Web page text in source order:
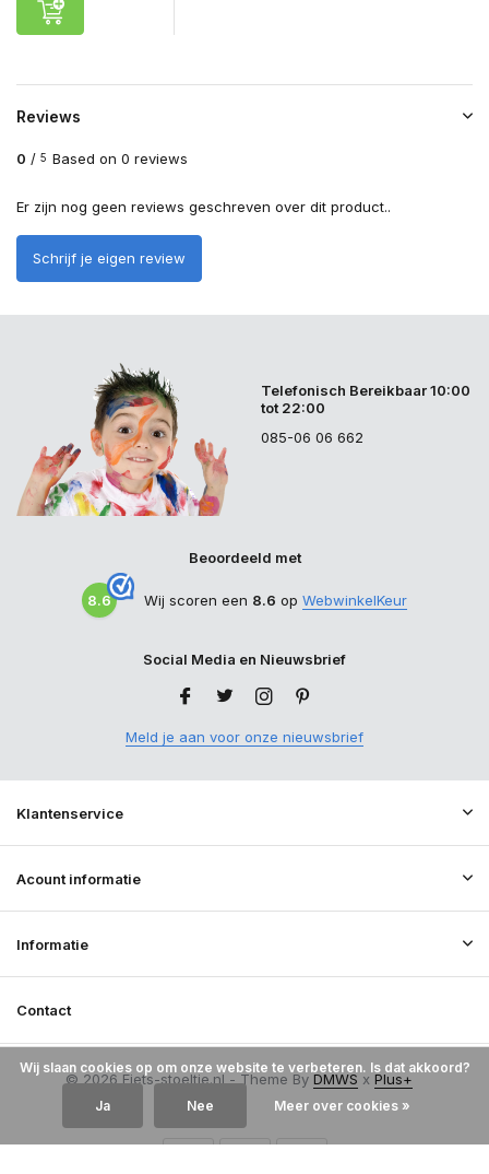
Reviews
0 / 5 Based on 0 reviews
Er zijn nog geen reviews geschreven over dit product..
Schrijf je eigen review
Telefonisch Bereikbaar 10:00
tot 22:00
085-06 06 662
Beoordeeld met
8.6 Wij scoren een 8.6 op WebwinkelKeur
Social Media en Nieuwsbrief
Meld je aan voor onze nieuwsbrief
Klantenservice
Acount informatie
Informatie
Contact
© 2026 Fiets-stoeltje.nl - Theme By DMWS x Plus+
RSS-feed
Wij slaan cookies op om onze website te verbeteren. Is dat akkoord?
Ja Nee Meer over cookies »